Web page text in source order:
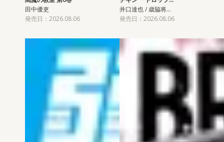
田中優吏
発売日：2026.08.06
井口達也 / 歳脇将…
発売日：2026.08.06